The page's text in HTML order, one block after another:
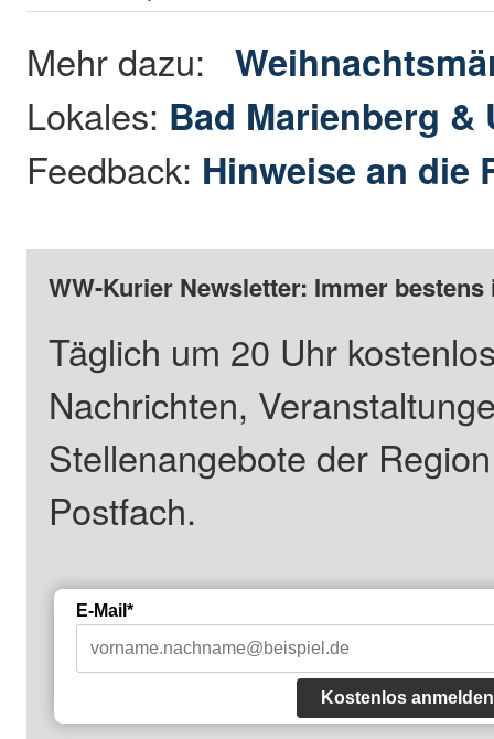
Mehr dazu:
Lokales: Bad Marienberg &
Feedback: Hinweise an die
WW-Kurier Newsletter: Immer
Täglich um 20 Uhr
Nachrichten,
Stellenangebote der
Postfach.
E-Mail*
Kostenlos anmelden